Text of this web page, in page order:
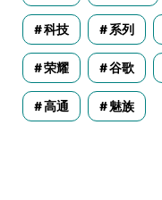
科技 系列
荣耀 谷歌
高通 魅族